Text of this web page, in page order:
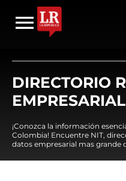
DIRECTORIO
EMPRESARIAL
¡Conozca la información
Colombia! Encuentre NIT,
datos empresarial mas grande